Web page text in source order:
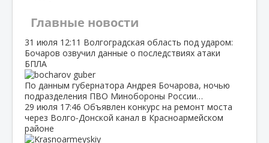
Главные новости
31 июля 12:11 Волгоградская область под ударом:
Бочаров озвучил данные о последствиях атаки
БПЛА
По данным губернатора Андрея Бочарова, ночью
подразделения ПВО Минобороны России…
29 июля 17:46 Объявлен конкурс на ремонт моста
через Волго‑Донской канал в Красноармейском
районе